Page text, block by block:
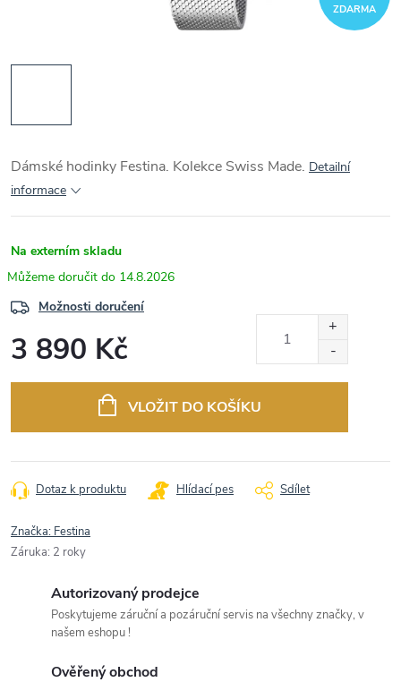
ZDARMA
Dámské hodinky Festina. Kolekce Swiss Made. Detailní
informace
Na externím skladu
14.8.2026
Možnosti doručení
3 890 Kč
VLOŽIT DO KOŠÍKU
Dotaz k produktu Hlídací pes Sdílet
Značka: Festina
Záruka: 2 roky
Autorizovaný prodejce
Poskytujeme záruční a pozáruční servis na všechny značky, v
našem eshopu !
Ověřený obchod